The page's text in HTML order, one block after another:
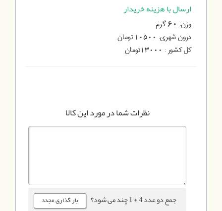
ارسال با هزینه خریدار
وزن:
گرم
درون شهری: 10500 تومان
کل کشور : 13000تومان
نظرات شما در مورد این کالا
جمع دو عدد 4 + 1 چند می شود؟